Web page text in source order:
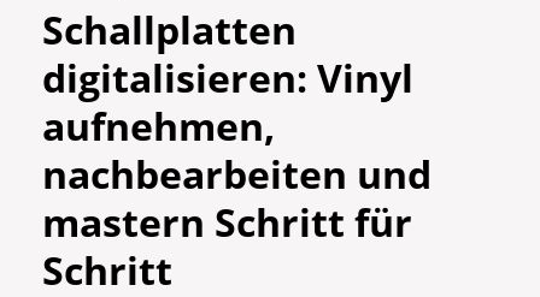
Schallplatten
digitalisieren: Vinyl
aufnehmen,
nachbearbeiten und
mastern Schritt für
Schritt